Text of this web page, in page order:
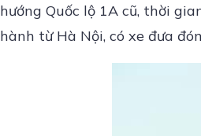
hướng Quốc lộ 1A cũ, thời
hành từ Hà Nội, có xe đưa